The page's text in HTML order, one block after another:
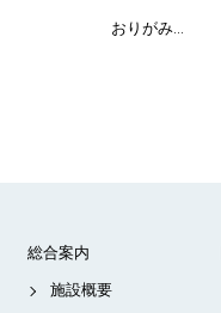
おりがみ…
総合案内
施設概要